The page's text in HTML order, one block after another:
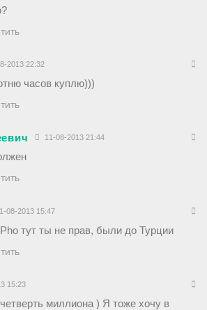
2013 22:32
часов куплю)))
11-08-2013 21:44
08-2013 15:47
тут ты не прав, были до Турции
15:23
миллиона ) Я тоже хочу в